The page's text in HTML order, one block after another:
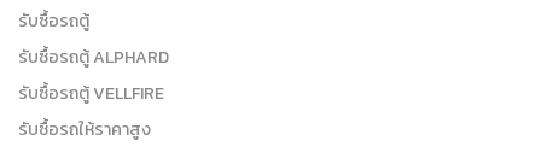
รับซื้อรถตู้
รับซื้อรถตู้ ALPHARD
รับซื้อรถตู้ VELLFIRE
รับซื้อรถให้ราคาสูง